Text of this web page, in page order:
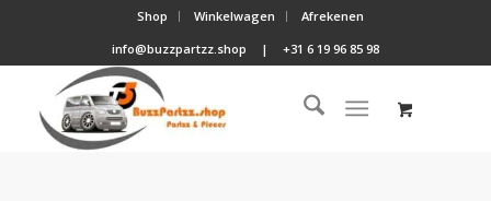
Shop Winkelwagen
Afrekenen
info@buzzpartzz.shop
| +31 6 19 96 85 98